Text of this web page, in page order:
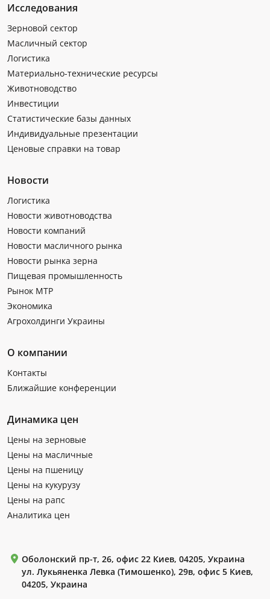
Исследования
Зерновой сектор
Масличный сектор
Логистика
Материально-технические ресурсы
Животноводство
Инвестиции
Статистические базы данных
Индивидуальные презентации
Ценовые справки на товар
Новости
Логистика
Новости животноводства
Новости компаний
Новости масличного рынка
Новости рынка зерна
Пищевая промышленность
Рынок МТР
Экономика
Агрохолдинги Украины
О компании
Контакты
Ближайшие конференции
Динамика цен
Цены на зерновые
Цены на масличные
Цены на пшеницу
Цены на кукурузу
Цены на рапс
Аналитика цен
Оболонский пр-т, 26, офис 22 Киев, 04205, Украина
ул. Лукьяненка Левка (Тимошенко), 29в, офис 5 Киев,
04205, Украина